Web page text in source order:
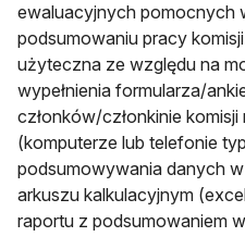
ewaluacyjnych pomocnych
podsumowaniu pracy
użyteczna ze względu na
wypełnienia formularza/
członków/członkinie
(komputerze lub telefonie
podsumowywania danych
arkuszu kalkulacyjnym
raportu z podsumowaniem